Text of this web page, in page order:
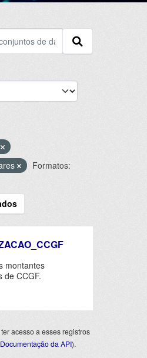
Formatos:
montantes
de CCGF.
acesso a esses registros
Documentação da API).